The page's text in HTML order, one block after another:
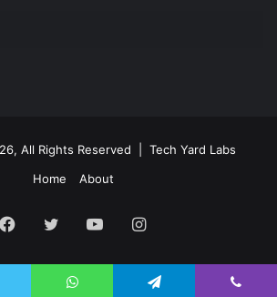
All Rights Reserved | Tech Yard Labs
Home
About
Facebook
Twitter YouTubeInstagram